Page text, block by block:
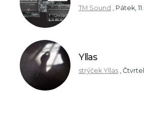
TM Sound , Pátek,
Yllas
strýček Yllas ,